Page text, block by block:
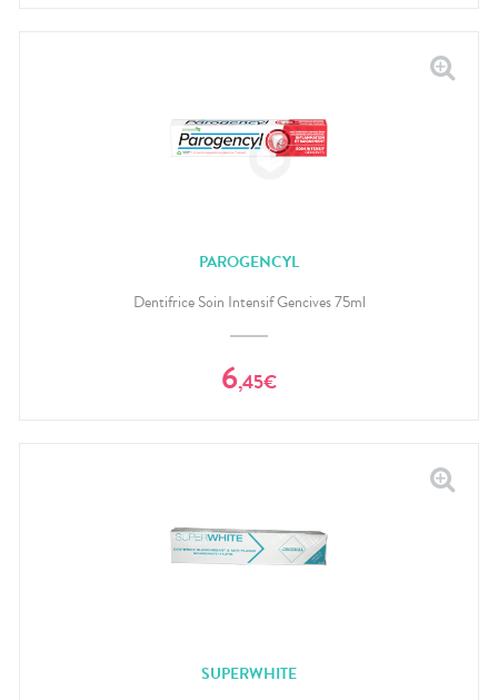
PAROGENCYL
Dentifrice Soin Intensif Gencives 75ml
6,45€
SUPERWHITE